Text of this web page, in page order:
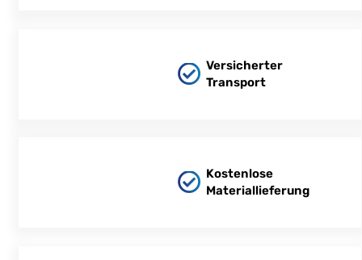
Versicherter
Transport
Kostenlose
Materiallieferung